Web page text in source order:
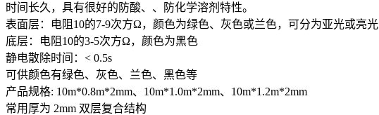
时间长久，具有很好的防酸、、防化学溶剂特性。
表面层：电阻10的7-9次方Ω，颜色为绿色、灰色或兰色，可分为亚光或亮光
底层：电阻10的3-5次方Ω，颜色为黑色
静电散除时间：< 0.5s
可供颜色有绿色、灰色、兰色、黑色等
产品规格: 10m*0.8m*2mm、10m*1.0m*2mm、10m*1.2m*2mm
常用厚为 2mm 双层复合结构